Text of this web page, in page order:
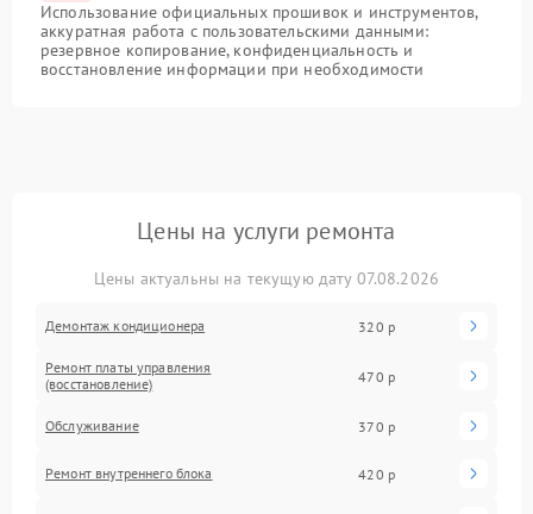
Использование официальных прошивок и инструментов,
аккуратная работа с пользовательскими данными:
резервное копирование, конфиденциальность и
восстановление информации при необходимости
Цены на услуги ремонта
Цены актуальны на текущую дату 07.08.2026
Демонтаж кондиционера 320 р
Ремонт платы управления
(восстановление)
470 р
Обслуживание 370 р
Ремонт внутреннего блока 420 р